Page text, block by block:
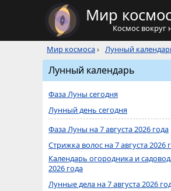
Мир
Космос вокруг
Мир космоса› Лунный
Лунный календарь
Фаза Луны сегодня
Лунный день сегодня
Фаза Луны на 7 августа 2026 года
Стрижка волос на 7 августа 2026
Календарь огородника и
2026 года
Лунные дела на 7 августа 2026